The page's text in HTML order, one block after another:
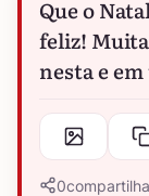
Que o
feliz!
nesta e
0